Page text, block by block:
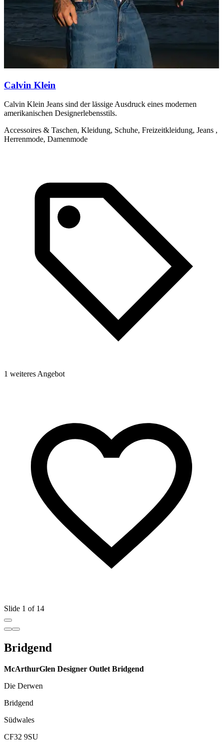
Calvin Klein
Calvin Klein Jeans sind der lässige Ausdruck eines modernen
amerikanischen Designerlebensstils.
Accessoires & Taschen, Kleidung, Schuhe, Freizeitkleidung, Jeans ,
Herrenmode, Damenmode
1 weiteres Angebot
Slide 1 of 14
Bridgend
McArthurGlen Designer Outlet Bridgend
Die Derwen
Bridgend
Südwales
CF32 9SU